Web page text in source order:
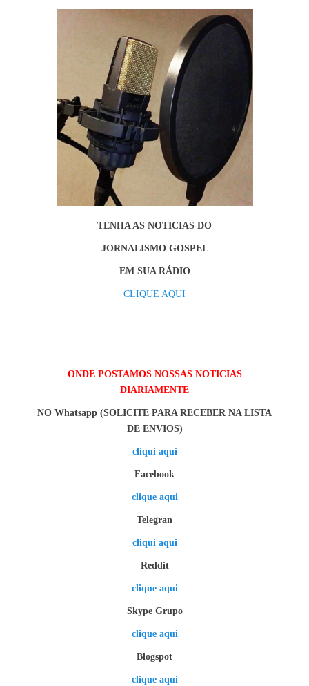
TENHA AS NOTICIAS DO
JORNALISMO GOSPEL
EM SUA RÁDIO
CLIQUE AQUI
ONDE POSTAMOS NOSSAS NOTICIAS
DIARIAMENTE
NO Whatsapp (SOLICITE PARA RECEBER NA LISTA
DE ENVIOS)
cliqui aqui
Facebook
clique aqui
Telegran
cliqui aqui
Reddit
clique aqui
Skype Grupo
clique aqui
Blogspot
clique aqui